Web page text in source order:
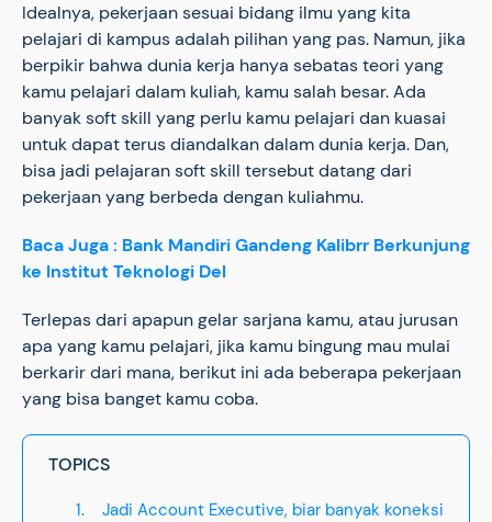
Idealnya, pekerjaan sesuai bidang ilmu yang kita
pelajari di kampus adalah pilihan yang pas. Namun, jika
berpikir bahwa dunia kerja hanya sebatas teori yang
kamu pelajari dalam kuliah, kamu salah besar. Ada
banyak soft skill yang perlu kamu pelajari dan kuasai
untuk dapat terus diandalkan dalam dunia kerja. Dan,
bisa jadi pelajaran soft skill tersebut datang dari
pekerjaan yang berbeda dengan kuliahmu.
Baca Juga : Bank Mandiri Gandeng Kalibrr Berkunjung
ke Institut Teknologi Del
Terlepas dari apapun gelar sarjana kamu, atau jurusan
apa yang kamu pelajari, jika kamu bingung mau mulai
berkarir dari mana, berikut ini ada beberapa pekerjaan
yang bisa banget kamu coba.
TOPICS
1. Jadi Account Executive, biar banyak koneksi